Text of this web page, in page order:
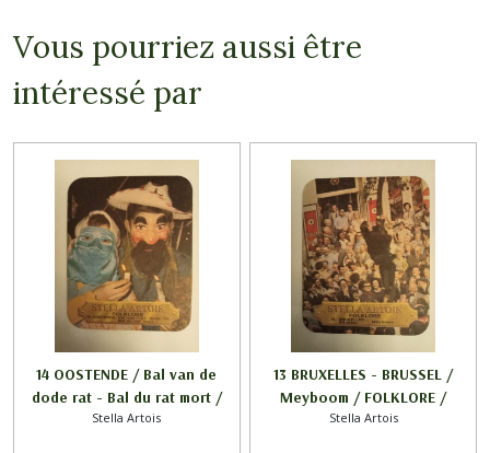
Vous pourriez aussi être
intéressé par
14 OOSTENDE / Bal van de
dode rat - Bal du rat mort /
FOLKLORE / STELLA ARTOIS
Stella Artois
13 BRUXELLES - BRUSSEL /
Meyboom / FOLKLORE /
STELLA ARTOIS
Stella Artois